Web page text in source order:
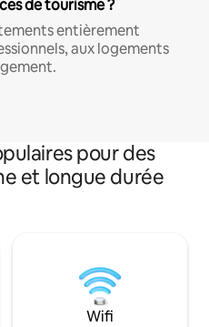
de tourisme ?
entièrement
aux logements
pour des
et longue durée
Wifi